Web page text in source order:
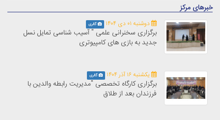
خبرهای مرکز
دوشنبه ۰۱ دی ۱۴۰۴ گالری
برگزاری سخنرانی علمی " آسیب شناسی تمایل نسل
جدید به بازی های کامپیوتری
یکشنبه ۱۶ آذر ۱۴۰۴ گالری
برگزاری کارگاه تخصصی "مدیریت رابطه والدین با
فرزندان بعد از طلاق